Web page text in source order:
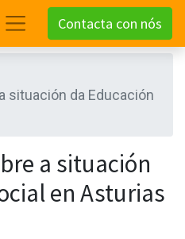
Contacta con nós
situación da Educación
a situación
en Asturias